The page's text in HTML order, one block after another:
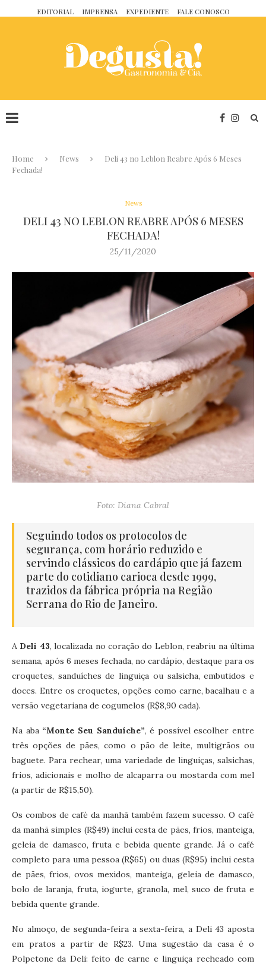
EDITORIAL IMPRENSA EXPEDIENTE FALE CONOSCO
Home News
Deli 43 no Leblon Reabre Após 6 Meses
Fechada!
News
DELI 43 NO LEBLON REABRE APÓS 6 MESES
FECHADA!
25/11/2020
Foto: Diana Cabral
Seguindo todos os protocolos de
segurança, com horário reduzido e
servindo clássicos do cardápio que já fazem
parte do cotidiano carioca desde 1999,
trazidos da fábrica própria na Região
Serrana do Rio de Janeiro.
A Deli 43, localizada no coração do Leblon, reabriu na última
semana, após 6 meses fechada, no cardápio, destaque para os
croquetes, sanduíches de linguiça ou salsicha, embutidos e
doces. Entre os croquetes, opções como carne, bacalhau e a
versão vegetariana de cogumelos (R$8,90 cada).
Na aba “Monte Seu Sanduíche”, é possível escolher entre
três opções de pães, como o pão de leite, multigrãos ou
baguete. Para rechear, uma variedade de linguiças, salsichas,
frios, adicionais e molho de alcaparra ou mostarda com mel
(a partir de R$15,50).
Os combos de café da manhã também fazem sucesso. O café
da manhã simples (R$49) inclui cesta de pães, frios, manteiga,
geleia de damasco, fruta e bebida quente grande. Já o café
completo para uma pessoa (R$65) ou duas (R$95) inclui cesta
de pães, frios, ovos mexidos, manteiga, geleia de damasco,
bolo de laranja, fruta, iogurte, granola, mel, suco de fruta e
bebida quente grande.
No almoço, de segunda-feira a sexta-feira, a Deli 43 aposta
em pratos a partir de R$23. Uma sugestão da casa é o
Polpetone da Deli: feito de carne e linguiça recheado com